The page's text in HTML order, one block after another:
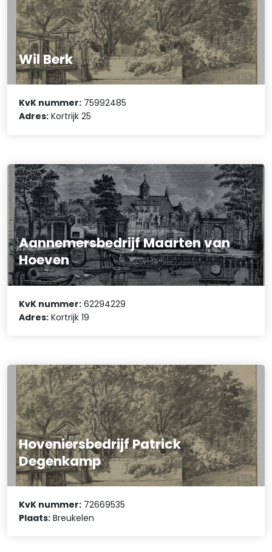
Wil Berk
KvK nummer: 75992485
Adres: Kortrijk 25
Aannemersbedrijf Maarten van
Hoeven
KvK nummer: 62294229
Adres: Kortrijk 19
Hoveniersbedrijf Patrick
Degenkamp
KvK nummer: 72669535
Plaats: Breukelen